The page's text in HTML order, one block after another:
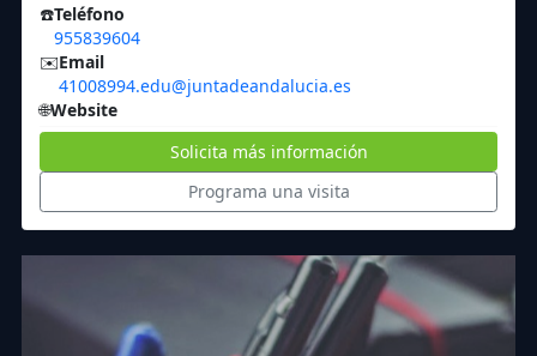
☎️Teléfono
955839604
✉️Email
41008994.edu@juntadeandalucia.es
🌐Website
Solicita más información
Programa una visita